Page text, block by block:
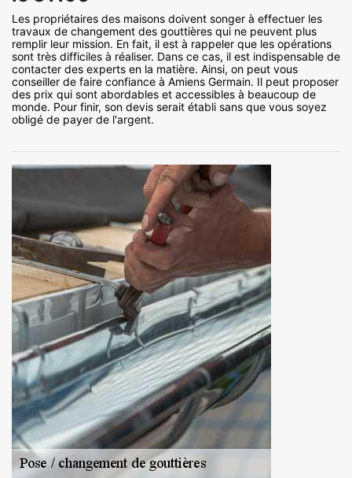
Les propriétaires des maisons doivent songer à effectuer les
travaux de changement des gouttières qui ne peuvent plus
remplir leur mission. En fait, il est à rappeler que les opérations
sont très difficiles à réaliser. Dans ce cas, il est indispensable de
contacter des experts en la matière. Ainsi, on peut vous
conseiller de faire confiance à Amiens Germain. Il peut proposer
des prix qui sont abordables et accessibles à beaucoup de
monde. Pour finir, son devis serait établi sans que vous soyez
obligé de payer de l'argent.